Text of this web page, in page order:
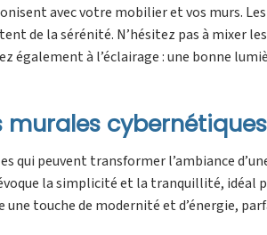
avec votre mobilier et vos murs.
de la sérénité. N’hésitez pas à mixer
également à l’éclairage : une bonne
murales cybernétiques
qui peuvent transformer l’ambiance
la simplicité et la tranquillité, idéal
touche de modernité et d’énergie,